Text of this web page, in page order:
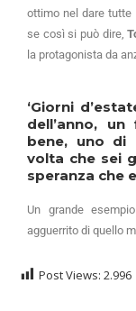
ottimo nel dare tutte
se così si può dire,
la protagonista da
‘Giorni
dell’anno,
bene, uno di
volta che sei
speranza che
Un grande
agguerrito di quello
Post Views: 2.996